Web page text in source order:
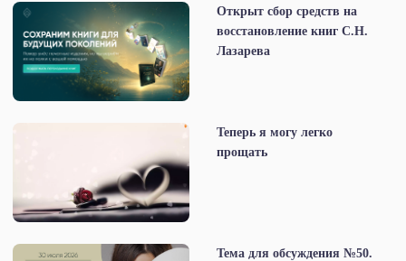
Открыт сбор средств на
восстановление книг С.Н.
Лазарева
Теперь я могу легко
прощать
Тема для обсуждения №50.